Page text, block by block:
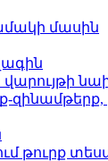
մասին
թուրք